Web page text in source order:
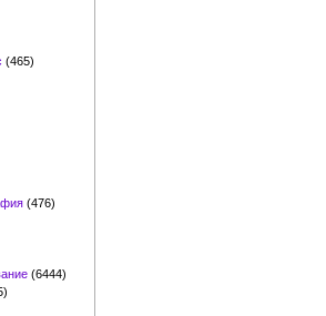
(465)
(476)
(6444)